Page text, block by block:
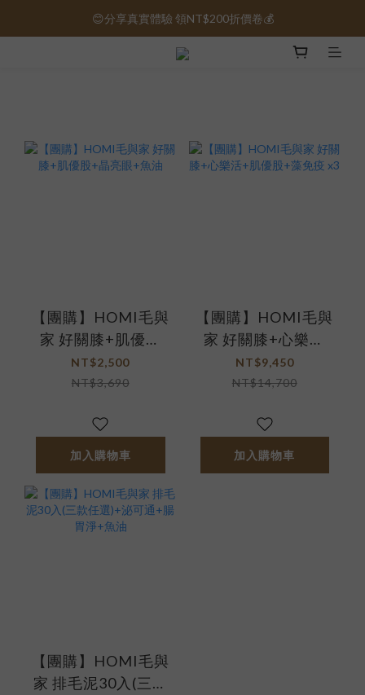
保健品免運｜全館滿1000元免運 🚚
😊分享真實體驗 領NT$200折價卷💰
保健品免運｜全館滿1000元免運 🚚
【團購】HOMI毛與
家 好關膝+肌優股
+晶亮眼+魚油
NT$2,500
NT$3,690
加入購物車
【團購】HOMI毛與
家 好關膝+心樂活
+肌優股+藻免疫 x3
NT$9,450
NT$14,700
加入購物車
【團購】HOMI毛與
家 排毛泥30入(三款